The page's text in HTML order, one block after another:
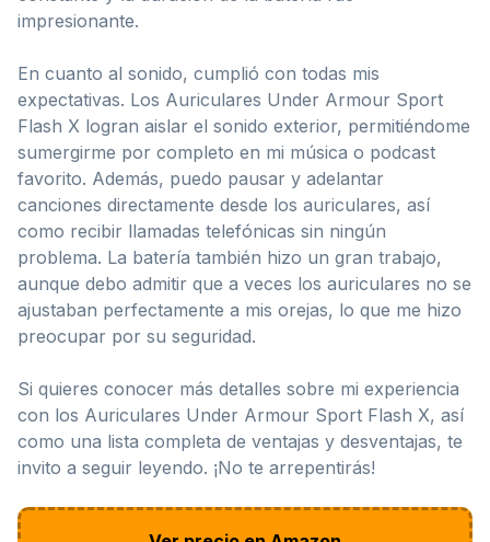
impresionante.
En cuanto al sonido, cumplió con todas mis
expectativas. Los Auriculares Under Armour Sport
Flash X logran aislar el sonido exterior, permitiéndome
sumergirme por completo en mi música o podcast
favorito. Además, puedo pausar y adelantar
canciones directamente desde los auriculares, así
como recibir llamadas telefónicas sin ningún
problema. La batería también hizo un gran trabajo,
aunque debo admitir que a veces los auriculares no se
ajustaban perfectamente a mis orejas, lo que me hizo
preocupar por su seguridad.
Si quieres conocer más detalles sobre mi experiencia
con los Auriculares Under Armour Sport Flash X, así
como una lista completa de ventajas y desventajas, te
invito a seguir leyendo. ¡No te arrepentirás!